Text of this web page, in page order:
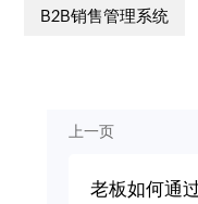
B2B销售管理系统
上一页
老板如何通